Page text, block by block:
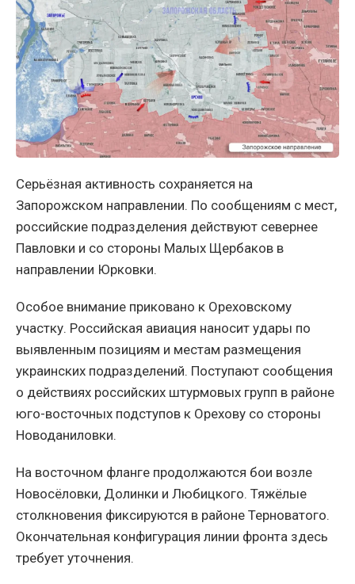
Серьёзная активность сохраняется на
Запорожском направлении. По сообщениям с мест,
российские подразделения действуют севернее
Павловки и со стороны Малых Щербаков в
направлении Юрковки.
Особое внимание приковано к Ореховскому
участку. Российская авиация наносит удары по
выявленным позициям и местам размещения
украинских подразделений. Поступают сообщения
о действиях российских штурмовых групп в районе
юго-восточных подступов к Орехову со стороны
Новоданиловки.
На восточном фланге продолжаются бои возле
Новосёловки, Долинки и Любицкого. Тяжёлые
столкновения фиксируются в районе Терноватого.
Окончательная конфигурация линии фронта здесь
требует уточнения.